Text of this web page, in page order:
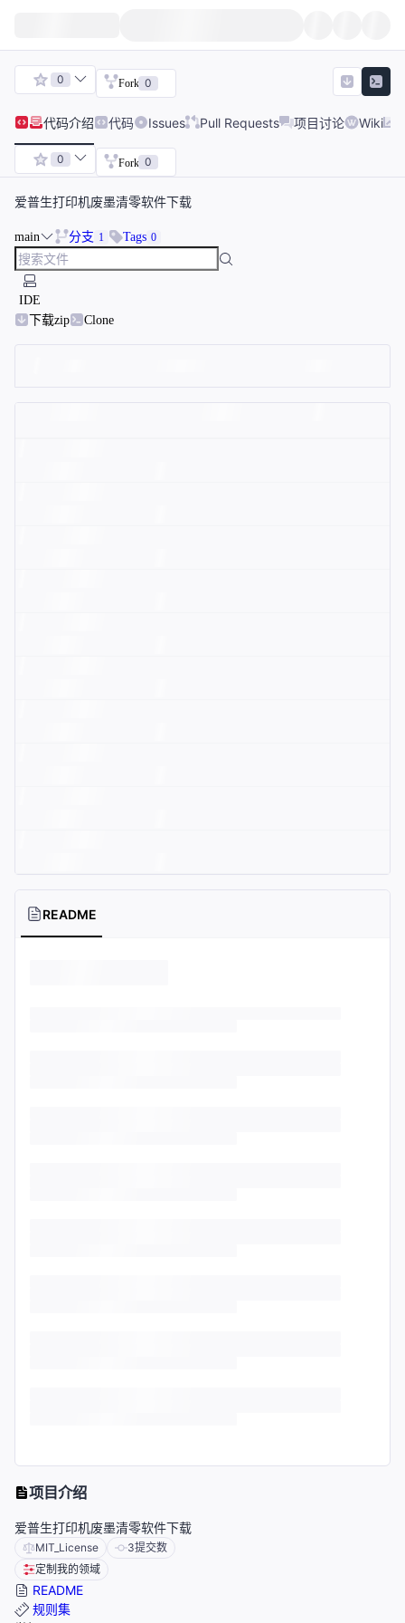
0 Fork 0
代码介绍 代码 Issues Pull Requests 项目讨论 Wiki
0 Fork 0
爱普生打印机废墨清零软件下载
main 分支 1 Tags 0
IDE
下载zip
Clone
README
项目介绍
爱普生打印机废墨清零软件下载
MIT_License 3提交数
定制我的领域
README
规则集